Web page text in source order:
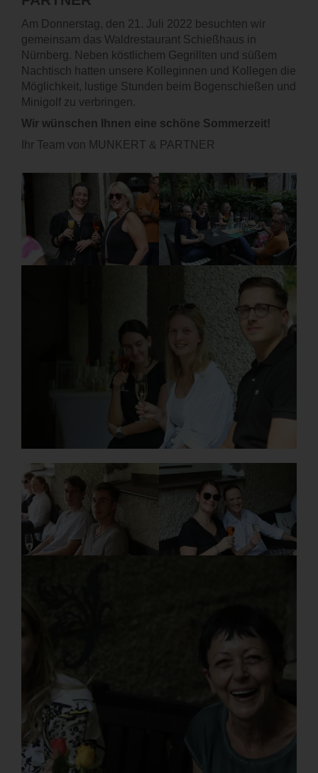
KONTAKT
Am Donnerstag, den 21. Juli 2022 besuchten wir
gemeinsam das Waldrestaurant Schießhaus in
Nürnberg. Neben köstlichem Gegrillten und süßem
Nachtisch hatten unsere Kolleginnen und Kollegen die
Möglichkeit, lustige Stunden beim Bogenschießen und
Minigolf zu verbringen.
Wir wünschen Ihnen eine schöne Sommerzeit!
Ihr Team von MUNKERT & PARTNER